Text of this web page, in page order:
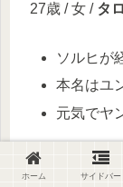
27歳 / 女 / タ
ソルヒが
本名はユ
元気でヤ
ソルヒとの出
ホーム サイドバー